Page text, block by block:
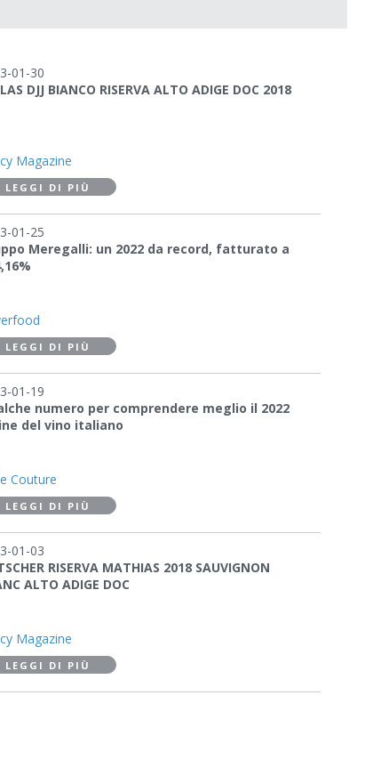
01-30
DJJ BIANCO RISERVA ALTO ADIGE DOC 2018
Magazine
LEGGI DI PIÙ
01-25
Meregalli: un 2022 da record, fatturato a
LEGGI DI PIÙ
01-19
numero per comprendere meglio il 2022
del vino italiano
Couture
LEGGI DI PIÙ
01-03
RISERVA MATHIAS 2018 SAUVIGNON
ALTO ADIGE DOC
Magazine
LEGGI DI PIÙ